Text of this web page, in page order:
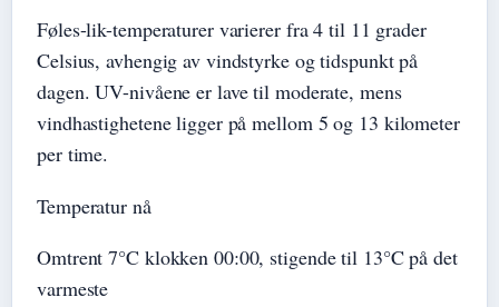
Føles-lik-temperaturer varierer fra 4 til 11 grader
Celsius, avhengig av vindstyrke og tidspunkt på
dagen. UV-nivåene er lave til moderate, mens
vindhastighetene ligger på mellom 5 og 13 kilometer
per time.
Temperatur nå
Omtrent 7°C klokken 00:00, stigende til 13°C på det
varmeste